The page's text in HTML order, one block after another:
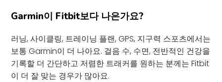
Garmin이 Fitbit보다 나은가요?
러닝, 사이클링, 트레이닝 플랜, GPS, 지구력 스포츠에서는
보통 Garmin이 더 나아요. 걸음 수, 수면, 전반적인 건강을
기록할 더 간단하고 저렴한 트래커를 원하는 분께는 Fitbit
이 더 잘 맞는 경우가 많아요.